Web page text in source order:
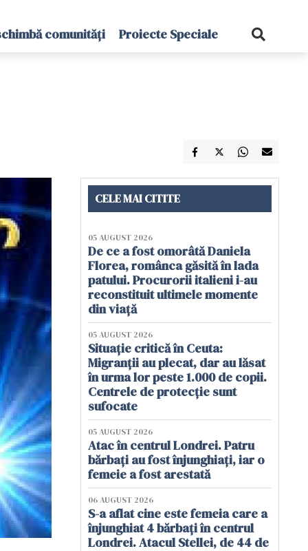
comunități Proiecte Speciale
CELE MAI CITITE
05 AUGUST 2026
De ce a fost omorâtă Daniela
Florea, românca găsită în lada
patului. Procurorii italieni i-au
reconstituit ultimele momente
din viață
05 AUGUST 2026
Situație critică în Ceuta:
Migranții au plecat, dar au lăsat
în urma lor peste 1.000 de copii.
Centrele de protecție sunt
sufocate
05 AUGUST 2026
Atac în centrul Londrei. Patru
bărbați au fost înjunghiați, iar o
femeie a fost arestată
06 AUGUST 2026
S-a aflat cine este femeia care a
înjunghiat 4 bărbați în centrul
Londrei. Atacul Stellei, de 44 de